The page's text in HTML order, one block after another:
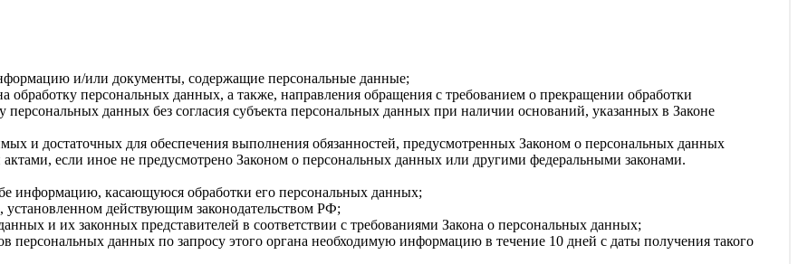
и/или документы, содержащие персональные данные;
обработку персональных данных, а также, направления обращения с требованием о прекращении обработки
данных без согласия субъекта персональных данных при наличии оснований, указанных в Законе
и достаточных для обеспечения выполнения обязанностей, предусмотренных Законом о персональных данных
если иное не предусмотрено Законом о персональных данных или другими федеральными законами.
информацию, касающуюся обработки его персональных данных;
действующим законодательством РФ;
и их законных представителей в соответствии с требованиями Закона о персональных данных;
данных по запросу этого органа необходимую информацию в течение 10 дней с даты получения такого